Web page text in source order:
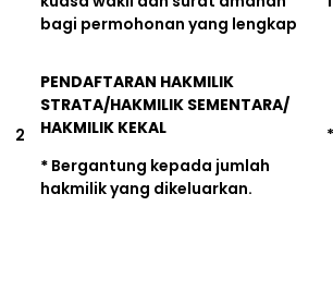
bagi permohonan yang lengkap
2
PENDAFTARAN HAKMILIK
STRATA/HAKMILIK SEMENTARA/
HAKMILIK KEKAL
* Bergantung kepada jumlah
hakmilik yang dikeluarkan.